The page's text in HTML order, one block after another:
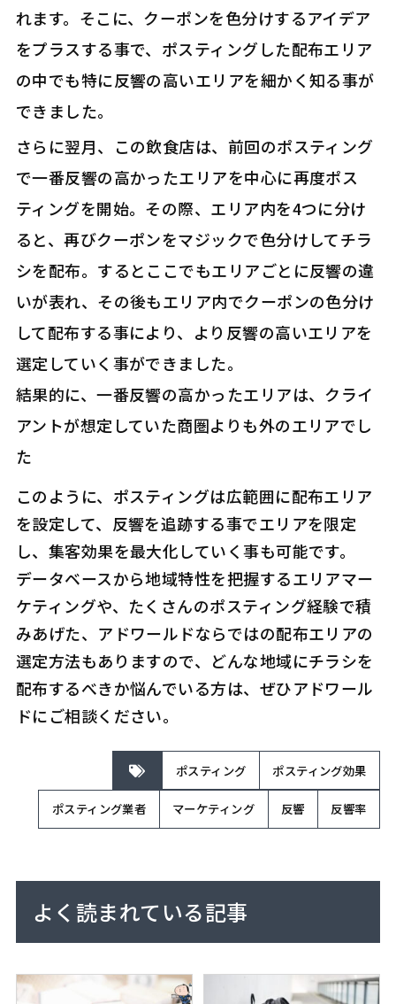
れます。そこに、クーポンを色分けするアイデア
をプラスする事で、ポスティングした配布エリア
の中でも特に反響の高いエリアを細かく知る事が
できました。
さらに翌月、この飲食店は、前回のポスティング
で一番反響の高かったエリアを中心に再度ポス
ティングを開始。その際、エリア内を4つに分け
ると、再びクーポンをマジックで色分けしてチラ
シを配布。するとここでもエリアごとに反響の違
いが表れ、その後もエリア内でクーポンの色分け
して配布する事により、より反響の高いエリアを
選定していく事ができました。
結果的に、一番反響の高かったエリアは、クライ
アントが想定していた商圏よりも外のエリアでし
た
このように、ポスティングは広範囲に配布エリア
を設定して、反響を追跡する事でエリアを限定
し、集客効果を最大化していく事も可能です。
データベースから地域特性を把握するエリアマー
ケティングや、たくさんのポスティング経験で積
みあげた、アドワールドならではの配布エリアの
選定方法もありますので、どんな地域にチラシを
配布するべきか悩んでいる方は、ぜひアドワール
ドにご相談ください。
ポスティング ポスティング効果
ポスティング業者 マーケティング 反響 反響率
よく読まれている記事